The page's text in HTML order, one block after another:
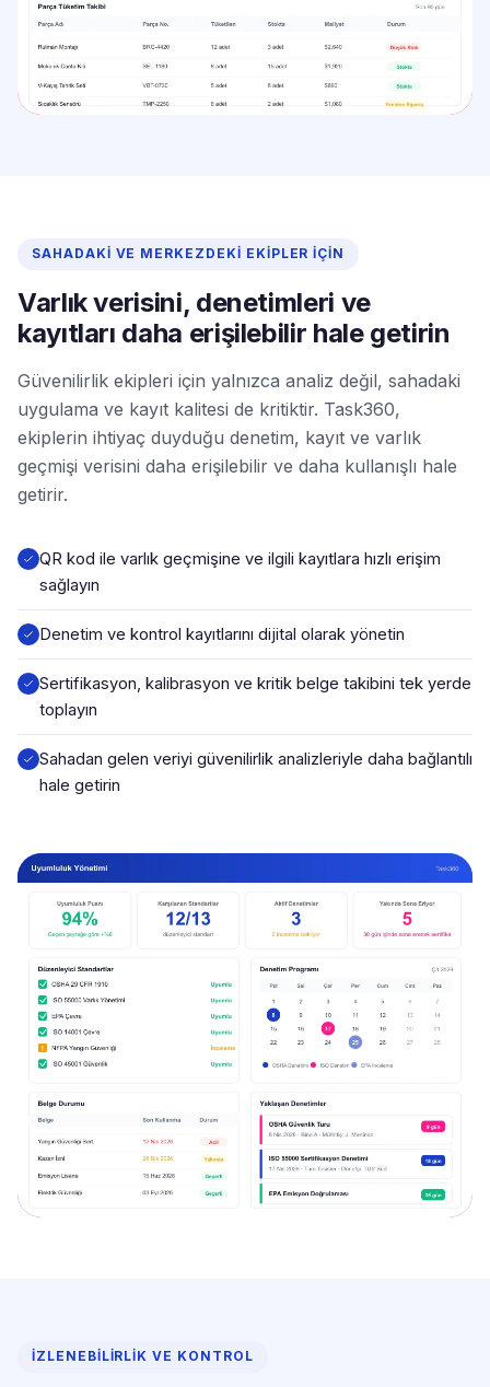
SAHADAKI VE MERKEZDEKI EKIPLER İÇIN
Varlık verisini, denetimleri ve
kayıtları daha erişilebilir hale getirin
Güvenilirlik ekipleri için yalnızca analiz değil, sahadaki
uygulama ve kayıt kalitesi de kritiktir. Task360,
ekiplerin ihtiyaç duyduğu denetim, kayıt ve varlık
geçmişi verisini daha erişilebilir ve daha kullanışlı hale
getirir.
QR kod ile varlık geçmişine ve ilgili kayıtlara hızlı erişim
sağlayın
Denetim ve kontrol kayıtlarını dijital olarak yönetin
Sertifikasyon, kalibrasyon ve kritik belge takibini tek yerde
toplayın
Sahadan gelen veriyi güvenilirlik analizleriyle daha bağlantılı
hale getirin
İZLENEBILIRLIK VE KONTROL